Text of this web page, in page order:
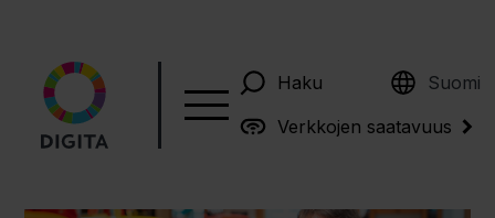
Haku Suomi
English
Verkkojen saatavuus